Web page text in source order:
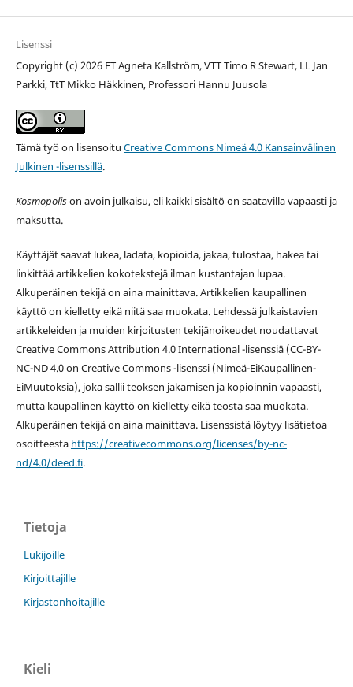
Lisenssi
Copyright (c) 2026 FT Agneta Kallström, VTT Timo R Stewart, LL Jan
Parkki, TtT Mikko Häkkinen, Professori Hannu Juusola
Tämä työ on lisensoitu Creative Commons Nimeä 4.0 Kansainvälinen
Julkinen -lisenssillä.
Kosmopolison avoin julkaisu, eli kaikki sisältö on saatavilla vapaasti ja
maksutta.
Käyttäjät saavat lukea, ladata, kopioida, jakaa, tulostaa, hakea tai
linkittää artikkelien kokotekstejä ilman kustantajan lupaa.
Alkuperäinen tekijä on aina mainittava. Artikkelien kaupallinen
käyttö on kielletty eikä niitä saa muokata. Lehdessä julkaistavien
artikkeleiden ja muiden kirjoitusten tekijänoikeudet noudattavat
Creative Commons Attribution 4.0 International -lisenssiä (CC-BY-
NC-ND 4.0 on Creative Commons -lisenssi(Nimeä-EiKaupallinen-
EiMuutoksia), joka sallii teoksen jakamisen ja kopioinnin vapaasti,
mutta kaupallinen käyttö on kielletty eikä teosta saa muokata.
Alkuperäinen tekijä on aina mainittava. Lisenssistä löytyy lisätietoa
osoitteesta https://creativecommons.org/licenses/by-nc-
nd/4.0/deed.fi.
Tietoja
Lukijoille
Kirjoittajille
Kirjastonhoitajille
Kieli